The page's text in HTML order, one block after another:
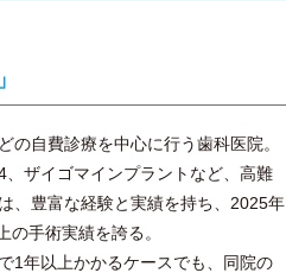
自費診療を中心に行う歯科医院。
ザイゴマインプラントなど、高難
、豊富な経験と実績を持ち、2025年
手術実績を誇る。
1年以上かかるケースでも、同院の